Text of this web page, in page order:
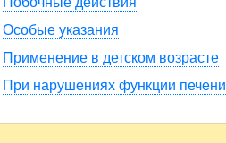
Особые указания
Применение в детском возрасте
При нарушениях функции печени